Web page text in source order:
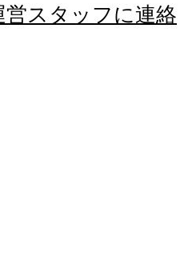
スタッフに連絡